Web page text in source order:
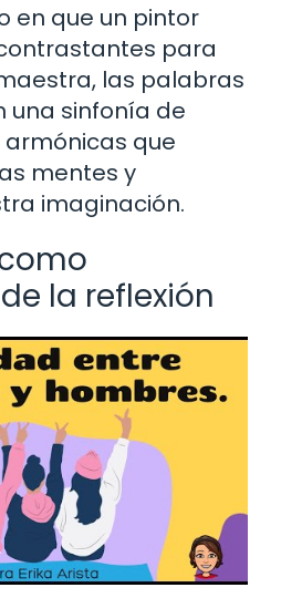
en que un pintor
para
las palabras
una sinfonía de
que
mentes y
imaginación.
la reflexión